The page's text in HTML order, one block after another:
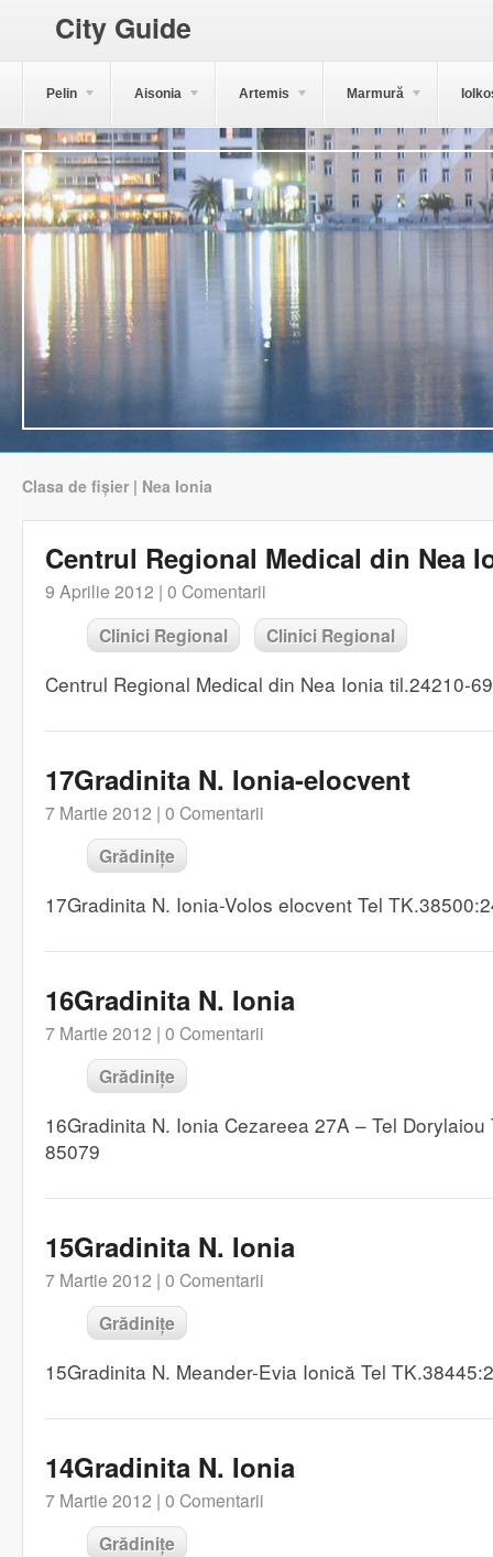
City Guide
Pelin Aisonia Artemis Marmură
Clasa de fișier | Nea Ionia
Centrul Regional Medical din Nea
9 Aprilie 2012 | 0 Comentarii
Clinici Regional Clinici Regional
Centrul Regional Medical din Nea Ionia til.24210-
17Gradinita N. Ionia-elocvent
7 Martie 2012 | 0 Comentarii
Grădinițe
17Gradinita N. Ionia-Volos elocvent Tel
16Gradinita N. Ionia
7 Martie 2012 | 0 Comentarii
Grădinițe
16Gradinita N. Ionia Cezareea 27A – Tel
85079
15Gradinita N. Ionia
7 Martie 2012 | 0 Comentarii
Grădinițe
15Gradinita N. Meander-Evia Ionică Tel
14Gradinita N. Ionia
7 Martie 2012 | 0 Comentarii
Grădinițe